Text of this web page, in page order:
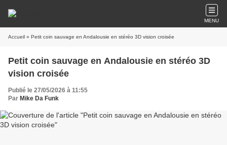
MENU
Accueil » Petit coin sauvage en Andalousie en stéréo 3D vision croisée
Petit coin sauvage en Andalousie en stéréo 3D
vision croisée
Publié le 27/05/2026 à 11:55
Par Mike Da Funk